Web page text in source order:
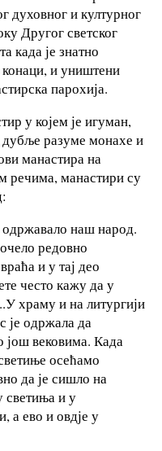
духовног и културног
Другог светског
када је знатно
и уништени
парохија.
у којем је игуман,
дубље разуме монахе и
манастира на
речима, манастири су
наш народ.
редовно
и у тај део
често кажу да у
храму и на литургији
је одржала да
још вековима. Када
осећамо
да је сишло на
светиња и у
а ево и овдје у